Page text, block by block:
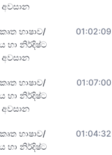
අවසාන
භාෂාව/
හා නිර්දිෂ්ට
අවසාන
01:02:09
භාෂාව/
හා නිර්දිෂ්ට
අවසාන
01:07:00
භාෂාව/
හා නිර්දිෂ්ට
01:04:32